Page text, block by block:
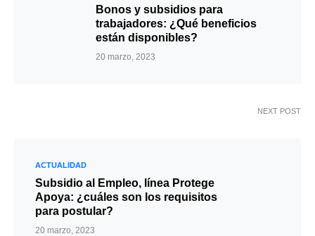
Bonos y subsidios para
trabajadores: ¿Qué beneficios
están disponibles?
20 marzo, 2023
NEXT POST
ACTUALIDAD
Subsidio al Empleo, línea Protege
Apoya: ¿cuáles son los requisitos
para postular?
20 marzo, 2023